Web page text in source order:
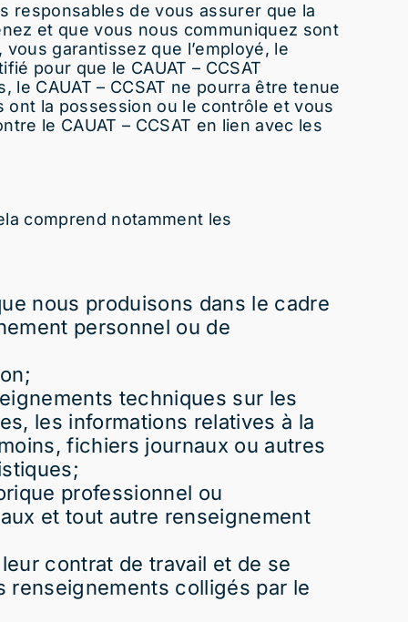
responsables de vous assurer que la
et que vous nous communiquez sont
garantissez que l’employé, le
pour que le CAUAT – CCSAT
CAUAT – CCSAT ne pourra être tenue
la possession ou le contrôle et vous
le CAUAT – CCSAT en lien avec les
comprend notamment les
nous produisons dans le cadre
personnel ou de
techniques sur les
les informations relatives à la
fichiers journaux ou autres
professionnel ou
et tout autre renseignement
contrat de travail et de se
renseignements colligés par le